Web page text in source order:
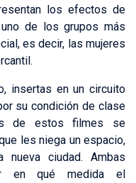
los efectos de
de los grupos más
es decir, las mujeres
insertas en un circuito
su condición de clase
de estos filmes se
les niega un espacio,
ciudad. Ambas
en qué medida el